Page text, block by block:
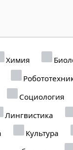
Химия
Социология
Лингвистика
Культура